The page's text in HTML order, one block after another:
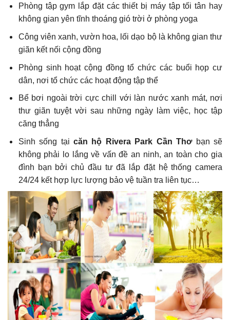
Phòng tập gym lắp đặt các thiết bị máy tập tối tân hay
không gian yên tĩnh thoáng gió trời ở phòng yoga
Công viên xanh, vườn hoa, lối dạo bộ là không gian thư
giãn kết nối cộng đồng
Phòng sinh hoạt cộng đồng tổ chức các buổi họp cư
dân, nơi tổ chức các hoạt động tập thể
Bể bơi ngoài trời cực chill với làn nước xanh mát, nơi
thư giãn tuyệt vời sau những ngày làm việc, học tập
căng thẳng
Sinh sống tạicăn hộ Rivera Park Cần Thơbạn sẽ
không phải lo lắng về vấn đề an ninh, an toàn cho gia
đình bạn bởi chủ đầu tư đã lắp đặt hệ thống camera
24/24 kết hợp lực lượng bảo vệ tuần tra liên tục…